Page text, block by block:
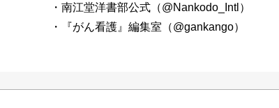
・南江堂洋書部公式（@Nankodo_Intl）
・『がん看護』編集室（@gankango）